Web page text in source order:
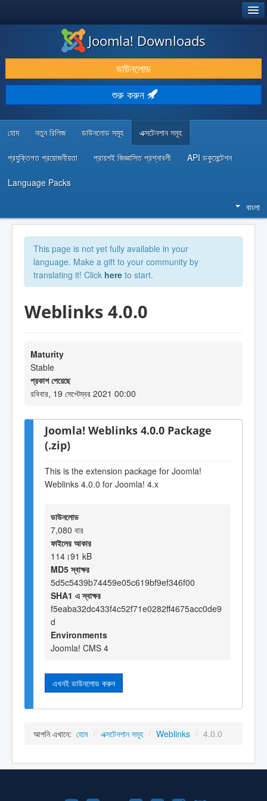
ডাউনলোড & প্রসারিত করুন
আবিষ্কার & শিখুন
কমিউনিটি & সহায়তা
Joomla! Downloads
ডাউনলোড
শুরু করুন
হোম নতুন রিলিজ ডাউনলোড সমূহ এক্সটেনশান সমূহ
প্রযুক্তিগত প্রয়োজনীয়তা প্রায়শই জিজ্ঞাসিত প্রশ্নাবলী API ডকুমেন্টেশন
Language Packs
বাংলা
This page is not yet fully available in your
language. Make a gift to your community by
translating it! Click here to start.
Weblinks 4.0.0
Maturity
Stable
প্রকাশ পেয়েছে
রবিবার, 19 সেপ্টেম্বর 2021 00:00
Joomla! Weblinks 4.0.0 Package
(.zip)
This is the extension package for Joomla!
Weblinks 4.0.0 for Joomla! 4.x
ডাউনলোড
7,080 বার
ফাইলের আকার
114।91 kB
MD5 স্বাক্ষর
5d5c5439b74459e05c619bf9ef346f00
SHA1 এ স্বাক্ষর
f5eaba32dc433f4c52f71e0282ff4675acc0de9
d
Environments
Joomla! CMS 4
এখনই ডাউনলোড করুন
আপনি এখানে: হোম / এক্সটেনশান সমূহ / Weblinks / 4.0.0